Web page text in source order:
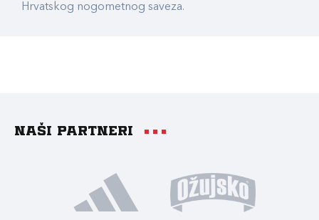
Hrvatskog nogometnog saveza.
Naši partneri